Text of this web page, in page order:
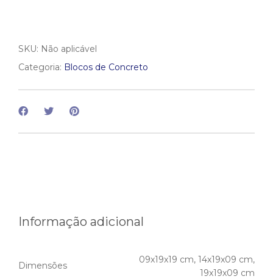
SKU: Não aplicável
Categoria: Blocos de Concreto
Informação adicional
Dimensões
09x19x19 cm, 14x19x09 cm,
19x19x09 cm